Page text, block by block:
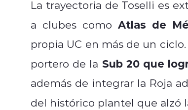
La trayectoria de Toselli es
a clubes comoAtlas de
propia UC en más de un
portero de la Sub 20 que
además de integrar la Roja
del histórico plantel que alzó